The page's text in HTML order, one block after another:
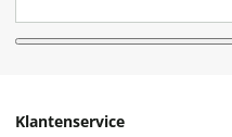
Klantenservice